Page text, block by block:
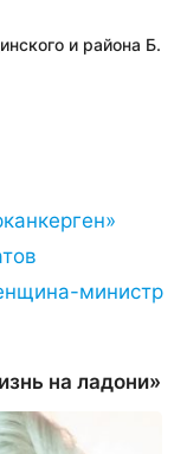
и района Б.
министр
на ладони»